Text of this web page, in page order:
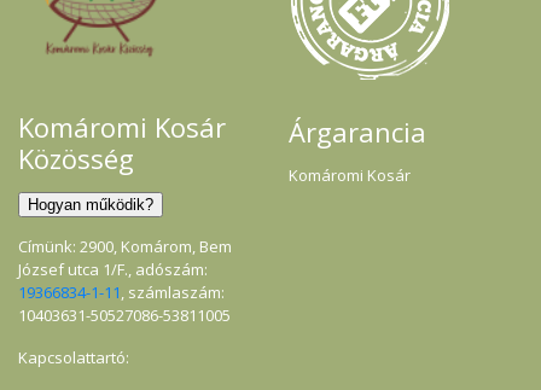
Komáromi Kosár
Közösség
Címünk: 2900, Komárom, Bem
József utca 1/F., adószám:
19366834-1-11, számlaszám:
10403631-50527086-53811005
Kapcsolattartó:
Árgarancia
Komáromi Kosár